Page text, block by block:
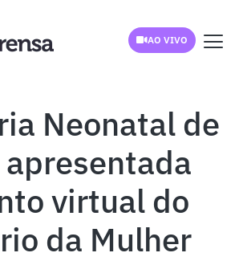
AO VIVO
Neonatal de
apresentada
virtual do
da Mulher